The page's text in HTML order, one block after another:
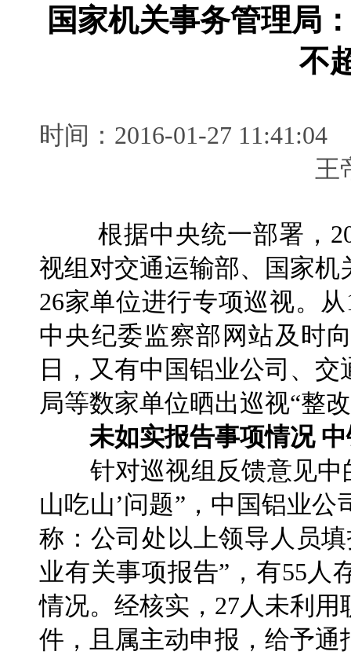
国家机关事务管理局
不
时间：2016-01-27
根据中央统一部署，
视组对交通运输部、国家
26家单位进行专项巡视。
中央纪委监察部网站及时
日，又有中国铝业公司、
局等数家单位晒出巡视“整
未如实报告事项情况
针对巡视组反馈意见中
山吃山’问题”，中国铝业
称：公司处以上领导人员
业有关事项报告”，有55人
情况。经核实，27人未利
件，且属主动申报，给予通